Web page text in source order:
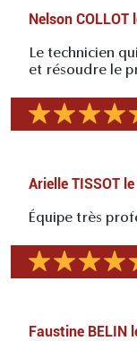
Nelson COLLOT
Le technicien
et résoudre le
Arielle TISSOT le
Équipe très
Faustine BELIN